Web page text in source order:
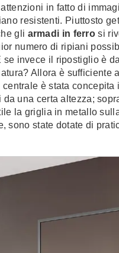
in fatto di
resistenti. Piuttosto
gli armadi in ferro si
numero di ripiani
invece il ripostiglio è
Allora è sufficiente
è stata concepita
una certa altezza;
la griglia in metallo
sono state dotate di